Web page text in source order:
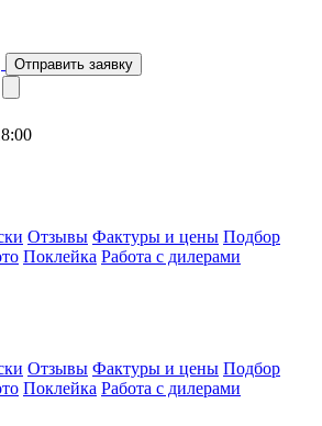
Отправить заявку
Отзывы Фактуры и цены Подбор
Поклейка Работа с дилерами
Отзывы Фактуры и цены Подбор
Поклейка Работа с дилерами